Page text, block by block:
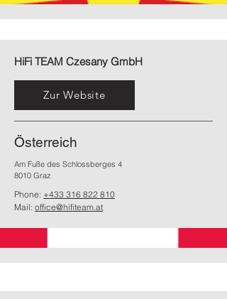
HiFi TEAM Czesany GmbH
Zur Website
Österreich
Am Fuße des Schlossberges 4
8010 Graz
Phone: +433 316 822 810
Mail: office@hifiteam.at